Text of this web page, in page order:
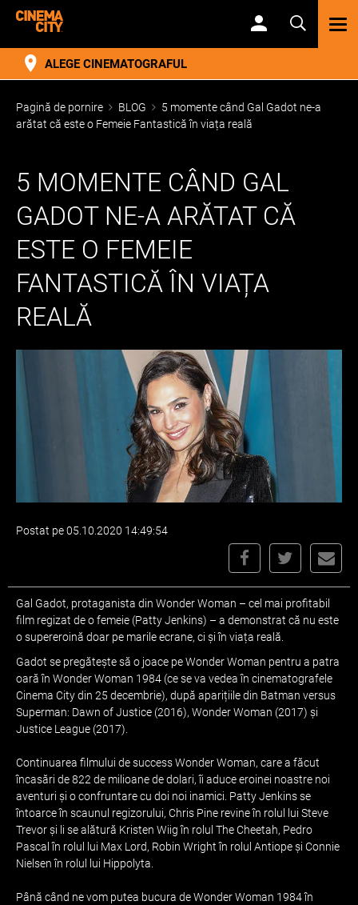
ALEGE CINEMATOGRAFUL
Pagină de pornire BLOG
5 momente când Gal Gadot ne-a
arătat că este o Femeie Fantastică în viața reală
5 MOMENTE CÂND GAL
GADOT NE-A ARĂTAT CĂ
ESTE O FEMEIE
FANTASTICĂ ÎN VIAȚA
REALĂ
Postat pe 05.10.2020 14:49:54
Gal Gadot, protaganista din Wonder Woman – cel mai profitabil
film regizat de o femeie (Patty Jenkins) – a demonstrat că nu este
o supereroină doar pe marile ecrane, ci și în viața reală.
Gadot se pregătește să o joace pe Wonder Woman pentru a patra
oară în Wonder Woman 1984 (ce se va vedea în cinematografele
Cinema City din 25 decembrie), după aparițiile din Batman versus
Superman: Dawn of Justice (2016), Wonder Woman (2017) și
Justice League (2017).
Continuarea filmului de success Wonder Woman, care a făcut
încasări de 822 de milioane de dolari, îi aduce eroinei noastre noi
aventuri și o confruntare cu doi noi inamici. Patty Jenkins se
întoarce în scaunul regizorului, Chris Pine revine în rolul lui Steve
Trevor și li se alătură Kristen Wiig în rolul The Cheetah, Pedro
Pascal în rolul lui Max Lord, Robin Wright în rolul Antiope și Connie
Nielsen în rolul lui Hippolyta.
Până când ne vom putea bucura de Wonder Woman 1984 în